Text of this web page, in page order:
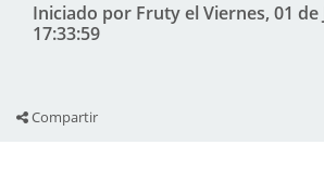
Iniciado por Fruty el Viernes, 01 de
17:33:59
Compartir